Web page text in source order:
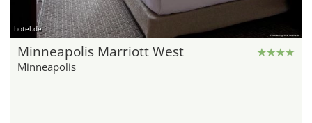
hotel.de
Minneapolis Marriott West
Minneapolis